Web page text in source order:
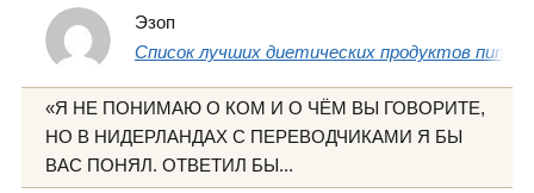
Эзоп
Список лучших диетических продуктов
«Я НЕ ПОНИМАЮ О КОМ И О ЧЁМ ВЫ ГОВОРИТЕ,
НО В НИДЕРЛАНДАХ С ПЕРЕВОДЧИКАМИ Я БЫ
ВАС ПОНЯЛ. ОТВЕТИЛ БЫ...